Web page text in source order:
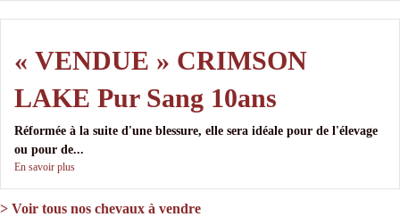
« VENDUE » CRIMSON
LAKE Pur Sang 10ans
Réformée à la suite d'une blessure, elle sera idéale pour de l'élevage
ou pour de...
En savoir plus
> Voir tous nos chevaux à vendre